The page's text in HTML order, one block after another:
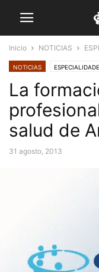
Inicio NOTICIAS
NOTICIAS
La
salud de
31 agosto, 2013